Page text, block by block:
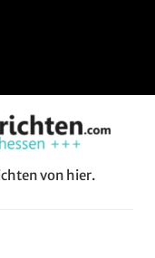
Feed
von hier.